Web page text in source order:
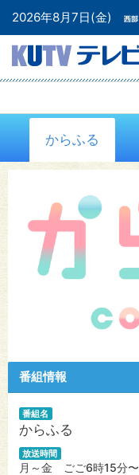
2026年8月7日(金)
からふる
番組情報
番組名
からふる
放送時間
月～金 ごご6時15分〜